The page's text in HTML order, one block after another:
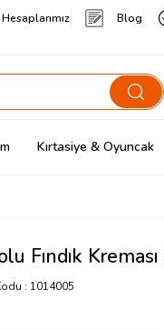
Blog
Kırtasiye & Oyuncak
Fındık
: 1014005